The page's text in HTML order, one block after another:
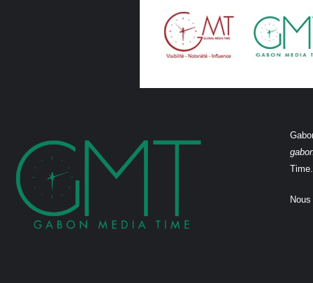
Time.